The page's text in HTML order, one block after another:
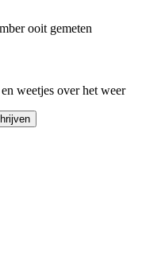
ooit gemeten
weetjes over het weer